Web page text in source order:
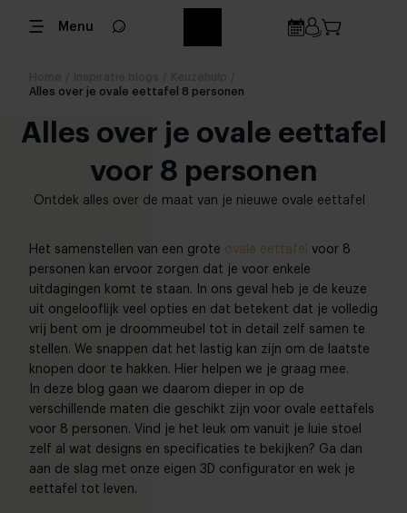
Menu
Alles over je ovale eettafel 8 personen
Alles over je ovale eettafel
voor 8 personen
Ontdek alles over de maat van je nieuwe ovale eettafel
Het samenstellen van een grote ovale eettafel voor 8
personen kan ervoor zorgen dat je voor enkele
uitdagingen komt te staan. In ons geval heb je de keuze
uit ongelooflijk veel opties en dat betekent dat je volledig
vrij bent om je droommeubel tot in detail zelf samen te
stellen. We snappen dat het lastig kan zijn om de laatste
knopen door te hakken. Hier helpen we je graag mee.
In deze blog gaan we daarom dieper in op de
verschillende maten die geschikt zijn voor ovale eettafels
voor 8 personen. Vind je het leuk om vanuit je luie stoel
zelf al wat designs en specificaties te bekijken? Ga dan
aan de slag met onze eigen 3D configurator en wek je
eettafel tot leven.